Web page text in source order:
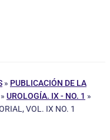
» PUBLICACIÓN DE LA
» UROLOGÍA. IX - NO. 1 »
VOL. IX NO. 1